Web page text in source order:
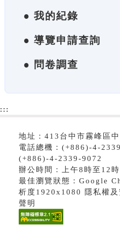
● 我的紀錄
● 導覽申請查詢
● 問卷調查
:::
地址：413台中市霧峰區
電話總機：(+886)-4-
(+886)-4-2339-9072
辦公時間：上午8時至12
最佳瀏覽狀態：Google
析度1920x1080 隱私權
聲明